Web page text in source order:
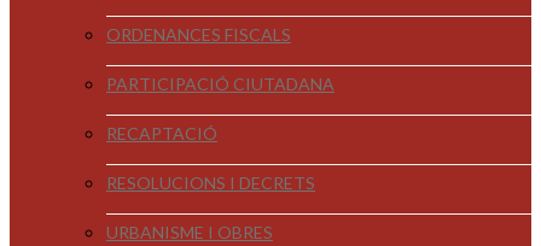
ORDENANCES FISCALS
PARTICIPACIÓ CIUTADANA
RECAPTACIÓ
RESOLUCIONS I DECRETS
URBANISME I OBRES